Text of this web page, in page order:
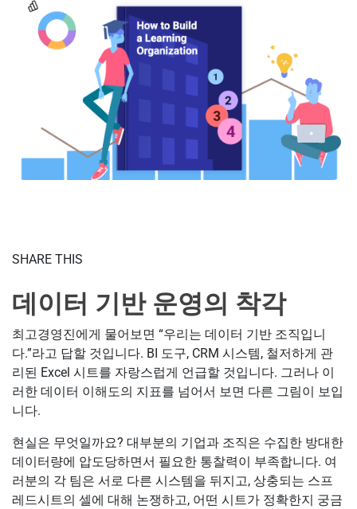
SHARE THIS
데이터 기반 운영의 착각
최고경영진에게 물어보면 “우리는 데이터 기반 조직입니
다.”라고 답할 것입니다. BI 도구, CRM 시스템, 철저하게 관
리된 Excel 시트를 자랑스럽게 언급할 것입니다. 그러나 이
러한 데이터 이해도의 지표를 넘어서 보면 다른 그림이 보입
니다.
현실은 무엇일까요? 대부분의 기업과 조직은 수집한 방대한
데이터량에 압도당하면서 필요한 통찰력이 부족합니다. 여
러분의 각 팀은 서로 다른 시스템을 뒤지고, 상충되는 스프
레드시트의 셀에 대해 논쟁하고, 어떤 시트가 정확한지 궁금